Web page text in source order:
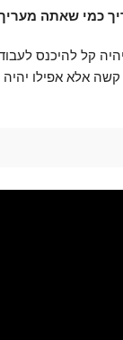
כמי שאתה
קל להיכנס
אלא אפילו